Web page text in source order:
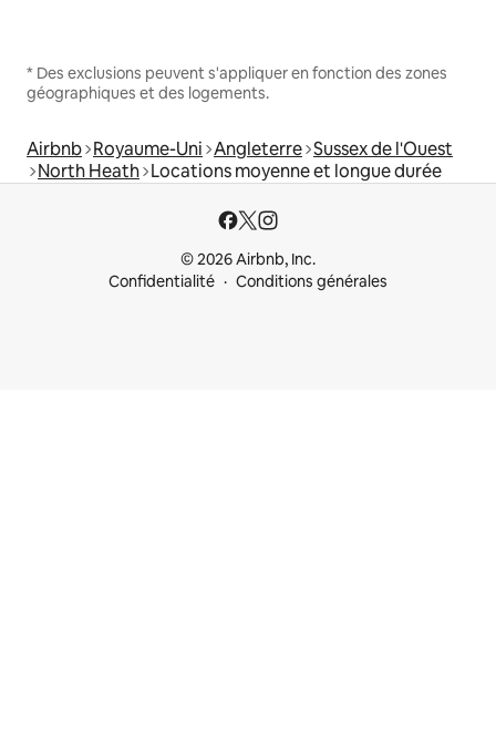
* Des exclusions peuvent s'appliquer en fonction des zones
géographiques et des logements.
Airbnb Royaume-Uni Angleterre Sussex de l'Ouest
North Heath Locations moyenne et longue durée
© 2026 Airbnb, Inc.
Confidentialité
Conditions générales